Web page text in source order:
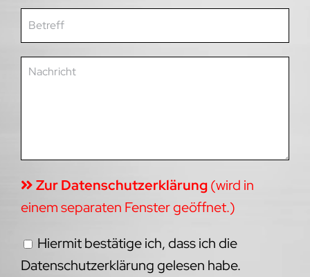
Zur Datenschutzerklärung(wird in
einem separaten Fenster geöffnet.)
Hiermit bestätige ich, dass ich die
Datenschutzerklärung gelesen habe.